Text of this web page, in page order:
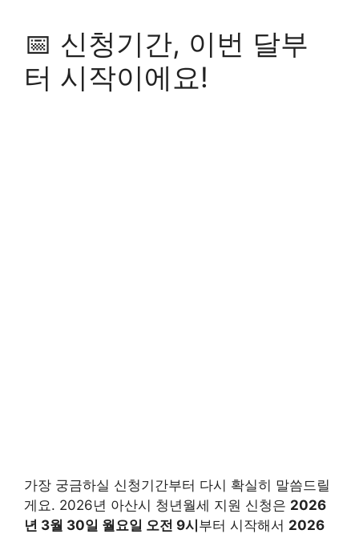
📅 신청기간, 이번 달부
터 시작이에요!
가장 궁금하실 신청기간부터 다시 확실히 말씀드릴
게요. 2026년 아산시 청년월세 지원 신청은 2026
년 3월 30일 월요일 오전 9시 부터 시작해서 2026